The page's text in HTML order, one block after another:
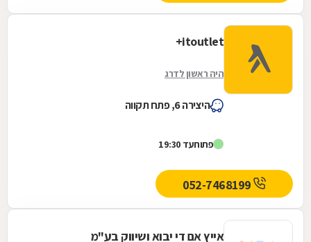
למקום ויצאו אליי והביאו לי אוזניות משומשות
בנוסף גם הביאו לי הנחה לקנייה של אוזניות
אדיבות ונתינה שאין כמותה.. תודה תודה תודה.
itoutlet+
היה ראשון לדרג
היצירה 6, פתח תקווה
פתוחעד 19:30
אייץ אם די יבוא ושיווק בע"מ